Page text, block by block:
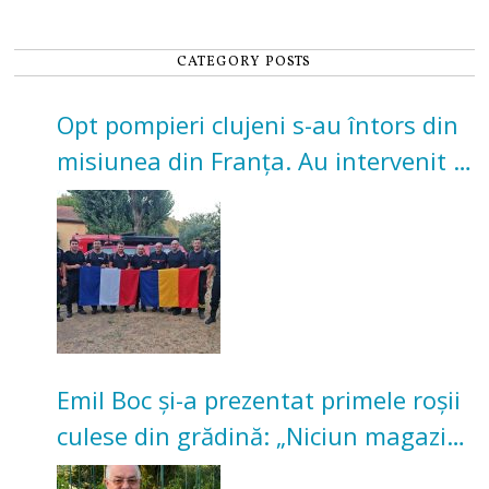
CATEGORY POSTS
Opt pompieri clujeni s-au întors din
misiunea din Franța. Au intervenit la
incendii de vegetație și pădure
Emil Boc și-a prezentat primele roșii
culese din grădină: „Niciun magazin
nu poate oferi această satisfacție”